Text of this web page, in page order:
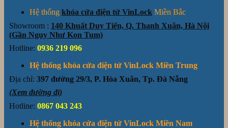
Hệ thống khóa cửa điện tử VinLock Miền Bắc
Showroom : 140 Khuất Duy Tiến, Q. Thanh Xuân, Hà Nội
(Gần Ngụy Như Kon Tum)
Hotline: 0936 219 096
Hệ thống khóa cửa điện tử VinLock Miền Trung
Địa chỉ: 397 đường 29/3, P. Hòa Xuân, Tp. Đà Nẵng
(Xem đường đi)
Hotline: 0867 043 243
Hệ thống khóa cửa điện tử VinLock Miền Nam